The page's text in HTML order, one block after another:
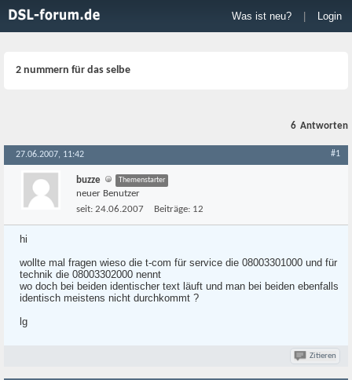
Was ist neu? Login
2 nummern für das selbe
6 Antworten
27.06.2007, 11:42 #1
buzze Themenstarter
neuer Benutzer
seit: 24.06.2007 Beiträge: 12
hi
wollte mal fragen wieso die t-com für service die 08003301000 und für
technik die 08003302000 nennt
wo doch bei beiden identischer text läuft und man bei beiden ebenfalls
identisch meistens nicht durchkommt ?
lg
Zitieren